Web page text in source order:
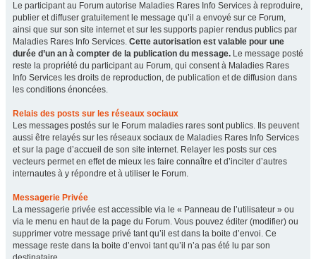
Le participant au Forum autorise Maladies Rares Info Services à reproduire,
publier et diffuser gratuitement le message qu’il a envoyé sur ce Forum,
ainsi que sur son site internet et sur les supports papier rendus publics par
Maladies Rares Info Services. Cette autorisation est valable pour une
durée d’un an à compter de la publication du message. Le message posté
reste la propriété du participant au Forum, qui consent à Maladies Rares
Info Services les droits de reproduction, de publication et de diffusion dans
les conditions énoncées.
Relais des posts sur les réseaux sociaux
Les messages postés sur le Forum maladies rares sont publics. Ils peuvent
aussi être relayés sur les réseaux sociaux de Maladies Rares Info Services
et sur la page d’accueil de son site internet. Relayer les posts sur ces
vecteurs permet en effet de mieux les faire connaître et d’inciter d’autres
internautes à y répondre et à utiliser le Forum.
Messagerie Privée
La messagerie privée est accessible via le « Panneau de l’utilisateur » ou
via le menu en haut de la page du Forum. Vous pouvez éditer (modifier) ou
supprimer votre message privé tant qu’il est dans la boite d’envoi. Ce
message reste dans la boite d’envoi tant qu’il n’a pas été lu par son